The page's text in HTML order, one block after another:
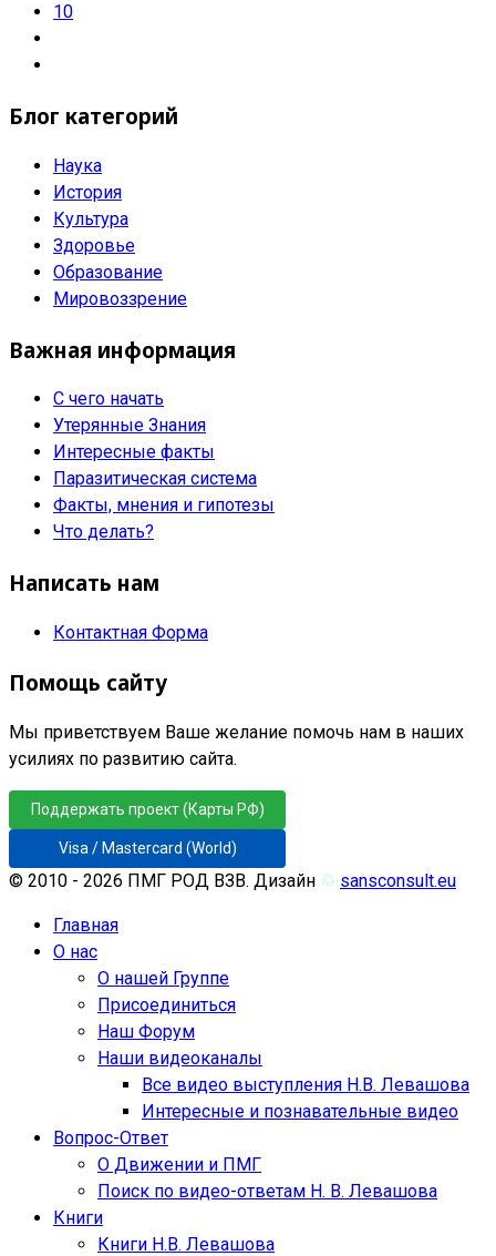
10
Блог категорий
Наука
История
Культура
Здоровье
Образование
Мировоззрение
Важная информация
С чего начать
Утерянные Знания
Интересные факты
Паразитическая система
Факты, мнения и гипотезы
Что делать?
Написать нам
Контактная Форма
Помощь сайту
Мы приветствуем Ваше желание помочь нам в наших
усилиях по развитию сайта.
Поддержать проект (Карты РФ)
Visa / Mastercard (World)
© 2010 - 2026 ПМГ РОД ВЗВ. Дизайн ♲ sansconsult.eu
Главная
О нас
О нашей Группе
Присоединиться
Наш Форум
Наши видеоканалы
Все видео выступления Н.В. Левашова
Интересные и познавательные видео
Вопрос-Ответ
О Движении и ПМГ
Поиск по видео-ответам Н. В. Левашова
Книги
Книги Н.В. Левашова